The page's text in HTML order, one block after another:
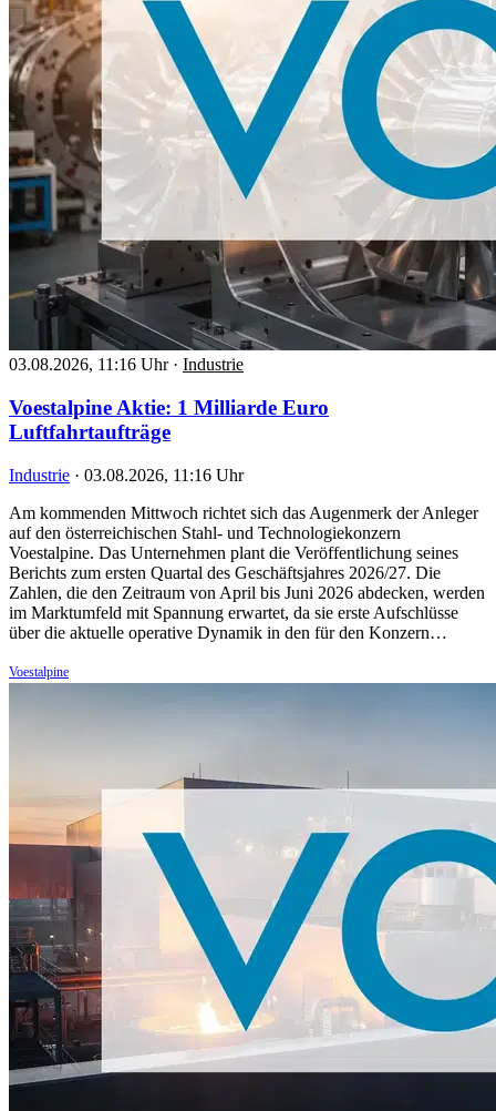
03.08.2026, 11:16 Uhr · Industrie
Voestalpine Aktie: 1 Milliarde Euro
Luftfahrtaufträge
Industrie · 03.08.2026, 11:16 Uhr
Am kommenden Mittwoch richtet sich das Augenmerk der Anleger
auf den österreichischen Stahl- und Technologiekonzern
Voestalpine. Das Unternehmen plant die Veröffentlichung seines
Berichts zum ersten Quartal des Geschäftsjahres 2026/27. Die
Zahlen, die den Zeitraum von April bis Juni 2026 abdecken, werden
im Marktumfeld mit Spannung erwartet, da sie erste Aufschlüsse
über die aktuelle operative Dynamik in den für den Konzern…
Voestalpine